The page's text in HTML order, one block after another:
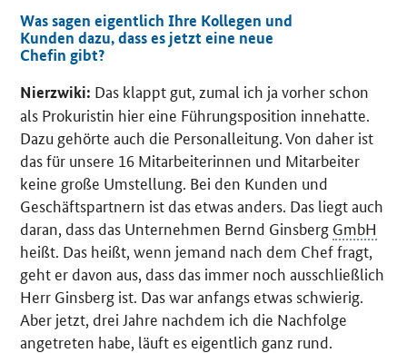
Was sagen eigentlich Ihre Kollegen und
Kunden dazu, dass es jetzt eine neue
Chefin gibt?
Nierzwiki: Das klappt gut, zumal ich ja vorher schon
als Prokuristin hier eine Führungsposition innehatte.
Dazu gehörte auch die Personalleitung. Von daher ist
das für unsere 16 Mitarbeiterinnen und Mitarbeiter
keine große Umstellung. Bei den Kunden und
Geschäftspartnern ist das etwas anders. Das liegt auch
daran, dass das Unternehmen Bernd Ginsberg GmbH
heißt. Das heißt, wenn jemand nach dem Chef fragt,
geht er davon aus, dass das immer noch ausschließlich
Herr Ginsberg ist. Das war anfangs etwas schwierig.
Aber jetzt, drei Jahre nachdem ich die Nachfolge
angetreten habe, läuft es eigentlich ganz rund.